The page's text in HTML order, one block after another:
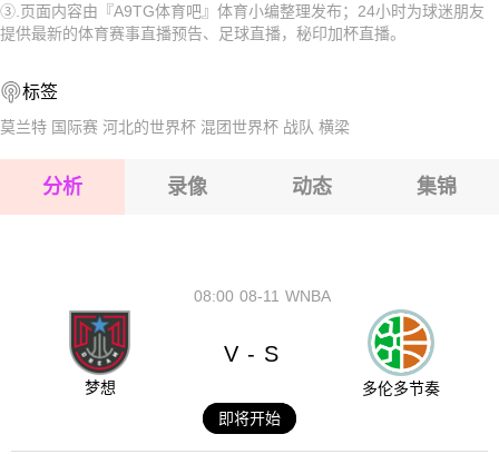
2026-08-17 【秘印加杯】 哈夫纳夫约杜尔VS瓦路尔
2026-08-17 【秘印加杯】 哈夫纳夫约杜尔VS瓦路尔
2026-08-17 【秘印加杯】 哈夫纳夫约杜尔VS瓦路尔
③.页面内容由『A9TG体育吧』体育小编整理发布；24小时为球迷朋友
提供最新的体育赛事直播预告、足球直播，秘印加杯直播。
标签
莫兰特 国际赛 河北的世界杯 混团世界杯 战队 横梁
分析 录像 动态 集锦
08-11
08:00 WNBA
梦想
V - S
多伦多节奏
即将开始